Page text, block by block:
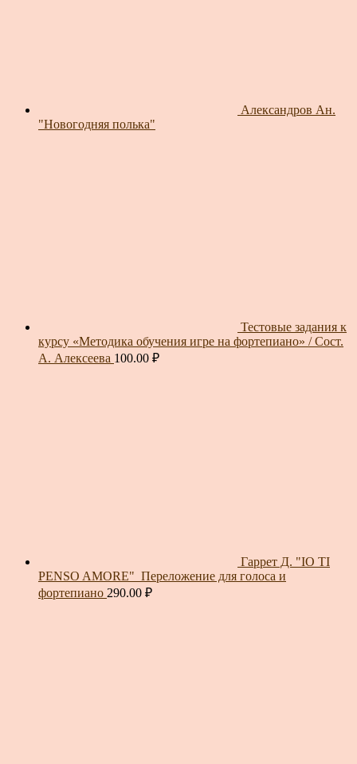
Александров Ан.
"Новогодняя полька"
Тестовые задания к
курсу «Методика обучения игре на фортепиано» / Сост.
А. Алексеева 100.00 ₽
Гаррет Д. "IO TI
PENSO AMORE"_Переложение для голоса и
фортепиано 290.00 ₽